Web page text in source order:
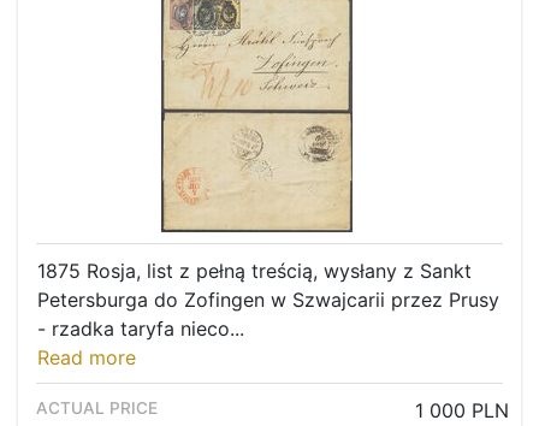
1875 Rosja, list z pełną treścią, wysłany z Sankt
Petersburga do Zofingen w Szwajcarii przez Prusy
- rzadka taryfa nieco...
Read more
1 000 PLN